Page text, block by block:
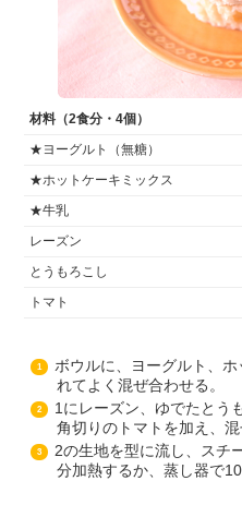
材料（2食分・4個）
★ヨーグルト（無糖）
★ホットケーキミックス
★牛乳
レーズン
とうもろこし
トマト
1
ボウルに、ヨーグルト、
れてよく混ぜ合わせる。
2
1にレーズン、ゆでたとう
角切りのトマトを加え、混
3
2の生地を型に流し、スチ
分加熱するか、蒸し器で